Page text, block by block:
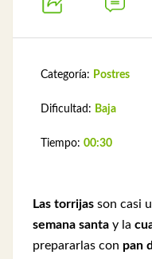
Categoría: Postres
Dificultad: Baja
Tiempo: 00:30
Las torrijas son casi
semana santa y la
prepararlas con pan